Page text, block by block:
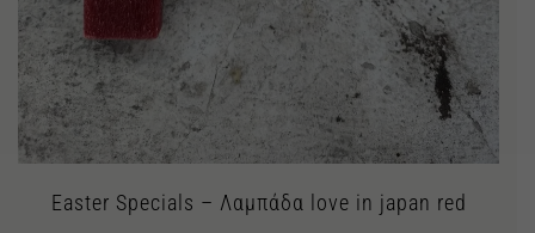
Easter Specials – Λαμπάδα love in japan red